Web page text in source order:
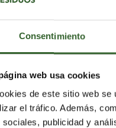
Consentimiento
web usa cookies
de este sitio web
el tráfico. Además,
sociales, publicidad y
E. Los niveles de
de girasol.
la harina de girasol
problemas de salud”,
α-amilasa en un
enzimas puede
en sangre y facilita el